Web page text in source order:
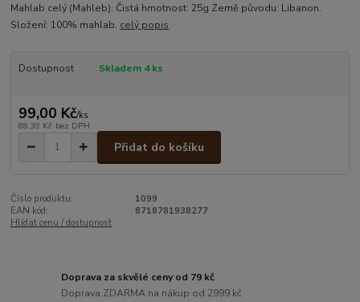
Mahlab celý (Mahleb): Čistá hmotnost: 25g Země původu: Libanon.
Složení: 100% mahlab. celý popis
Dostupnost Skladem 4 ks
99,00 Kč/ks
88,39 Kč bez DPH
Přidat do košíku
Číslo produktu:
1099
EAN kód:
8718781938277
Hlídat cenu / dostupnost
Doprava za skvělé ceny od 79 kč
Doprava ZDARMA na nákup od 2999 kč